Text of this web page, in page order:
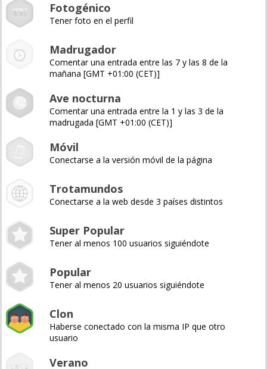
Fotogénico
Tener foto en el perfil
Madrugador
Comentar una entrada entre las 7 y las 8 de la
mañana [GMT +01:00 (CET)]
Ave nocturna
Comentar una entrada entre la 1 y las 3 de la
madrugada [GMT +01:00 (CET)]
Móvil
Conectarse a la versión móvil de la página
Trotamundos
Conectarse a la web desde 3 países distintos
Super Popular
Tener al menos 100 usuarios siguiéndote
Popular
Tener al menos 20 usuarios siguiéndote
Clon
Haberse conectado con la misma IP que otro
usuario
Verano